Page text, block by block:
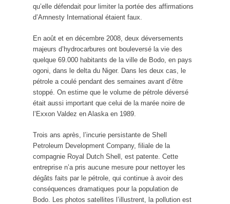
qu’elle défendait pour limiter la portée des affirmations
d’Amnesty International étaient faux.
En août et en décembre 2008, deux déversements
majeurs d’hydrocarbures ont bouleversé la vie des
quelque 69.000 habitants de la ville de Bodo, en pays
ogoni, dans le delta du Niger. Dans les deux cas, le
pétrole a coulé pendant des semaines avant d’être
stoppé. On estime que le volume de pétrole déversé
était aussi important que celui de la marée noire de
l’Exxon Valdez en Alaska en 1989.
Trois ans après, l’incurie persistante de Shell
Petroleum Development Company, filiale de la
compagnie Royal Dutch Shell, est patente. Cette
entreprise n’a pris aucune mesure pour nettoyer les
dégâts faits par le pétrole, qui continue à avoir des
conséquences dramatiques pour la population de
Bodo. Les photos satellites l’illustrent, la pollution est